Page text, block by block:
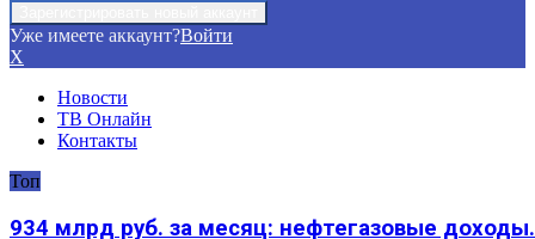
Уже имеете аккаунт?Войти
X
Новости
ТВ Онлайн
Контакты
Топ
934 млрд руб. за месяц: нефтегазовые